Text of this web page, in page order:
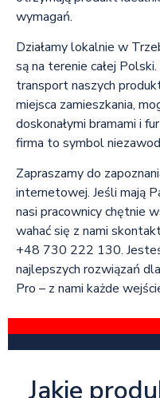
wymagań.
Działamy lokalnie w
są na terenie całej
transport naszych
miejsca zamieszkania,
doskonałymi bramami i
firma to symbol
Zapraszamy do
internetowej. Jeśli mają
nasi pracownicy chętnie
wahać się z nami
+48 730 222 130.
najlepszych rozwiązań
Pro – z nami każde
Jakie